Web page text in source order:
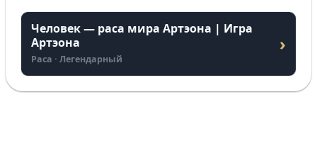
Человек — раса мира Артэона | Игра
Артэона
Раса · Легендарный
›